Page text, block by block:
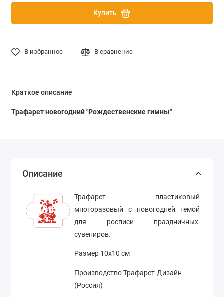
Купить
В избранное В сравнение
Краткое описание
Трафарет новогодний "Рождественские гимны"
Описание
Трафарет пластиковый
многоразовый с новогодней темой
для росписи праздничных
сувениров.
Размер 10х10 см
Производство Трафарет-Дизайн
(Россия)